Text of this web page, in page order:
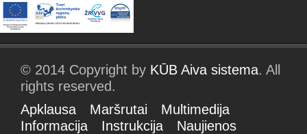
© 2014 Copyright by KŪB Aiva sistema. All
rights reserved.
Apklausa
Maršrutai
Multimedija
Informacija
Instrukcija
Naujienos